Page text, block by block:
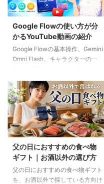
Google Flowの使い方が分
かるYouTube動画の紹介
Google Flowの基本操作、Gemini
Omni Flash、キャラクターの一
研究室の長編動画18本を、目的別
に分かりやすく紹介します。
父の日におすすめの食べ物
ギフト｜お酒以外の選び方
父の日におすすめの食べ物ギフト
を、お酒以外で探している方向け